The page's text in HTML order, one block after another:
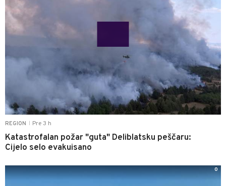
REGION Pre 3 h
Katastrofalan požar "guta" Deliblatsku peščaru:
Cijelo selo evakuisano
0